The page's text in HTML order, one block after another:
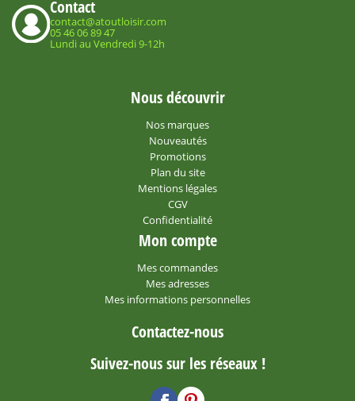
Contact
contact@atoutloisir.com
05 46 06 89 47
Lundi au Vendredi 9-12h
Nous découvrir
Nos marques
Nouveautés
Promotions
Plan du site
Mentions légales
CGV
Confidentialité
Mon compte
Mes commandes
Mes adresses
Mes informations personnelles
Contactez-nous
Suivez-nous sur les réseaux !